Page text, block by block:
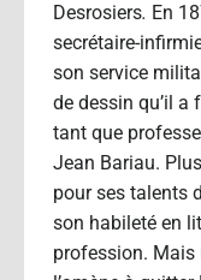
Desrosiers. En
secrétaire-
son service
de dessin qu’il a
tant que
Jean Bariau.
pour ses talents
son habileté en
profession. Mais